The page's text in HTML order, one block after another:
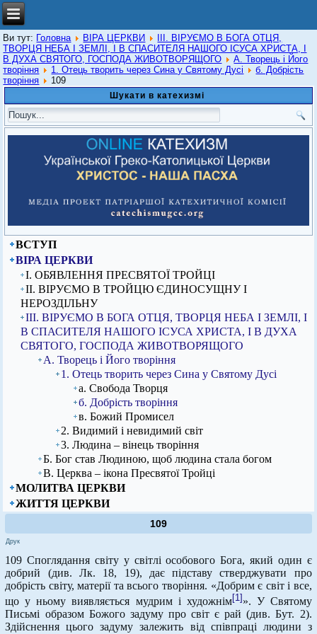
Ви тут: Головна ВІРА ЦЕРКВИ
ІІІ. ВІРУЄМО В БОГА ОТЦЯ,
ТВОРЦЯ НЕБА І ЗЕМЛІ, І В СПАСИТЕЛЯ НАШОГО ІСУСА ХРИСТА, І
В ДУХА СВЯТОГО, ГОСПОДА ЖИВОТВОРЯЩОГО
А. Творець і Його
творіння
1. Отець творить через Сина у Святому Дусі
б. Добрість
творіння
109
Шукати в катехизмі
ВСТУП
ВІРА ЦЕРКВИ
I. ОБЯВЛЕННЯ ПРЕСВЯТОЇ ТРОЙЦІ
ІІ. ВІРУЄМО В ТРОЙЦЮ ЄДИНОСУЩНУ І
НЕРОЗДІЛЬНУ
ІІІ. ВІРУЄМО В БОГА ОТЦЯ, ТВОРЦЯ НЕБА І ЗЕМЛІ, І
В СПАСИТЕЛЯ НАШОГО ІСУСА ХРИСТА, І В ДУХА
СВЯТОГО, ГОСПОДА ЖИВОТВОРЯЩОГО
А. Творець і Його творіння
1. Отець творить через Сина у Святому Дусі
а. Свобода Творця
б. Добрість творіння
в. Божий Промисел
2. Видимий і невидимий світ
3. Людина – вінець творіння
Б. Бог став Людиною, щоб людина стала богом
В. Церква – ікона Пресвятої Тройці
МОЛИТВА ЦЕРКВИ
ЖИТТЯ ЦЕРКВИ
109
Друк
109 Споглядання світу у світлі особового Бога, який один є
добрий (див. Лк. 18, 19), дає підставу стверджувати про
добрість світу, матерії та всього творіння. «Добрим є світ і все,
що у ньому виявляється мудрим і художнім[1] ». У Святому
Письмі образом Божого задуму про світ є рай (див. Бут. 2).
Здійснення цього задуму залежить від співпраці людини з